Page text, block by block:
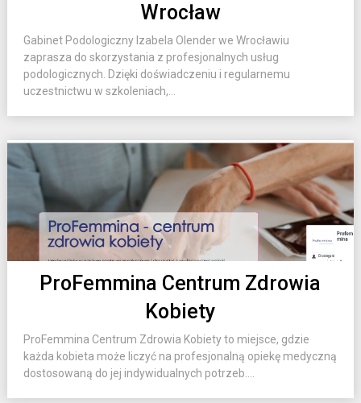
Wrocław
Gabinet Podologiczny Izabela Olender we Wrocławiu
zaprasza do skorzystania z profesjonalnych usług
podologicznych. Dzięki doświadczeniu i regularnemu
uczestnictwu w szkoleniach,...
ProFemmina Centrum Zdrowia
Kobiety
ProFemmina Centrum Zdrowia Kobiety to miejsce, gdzie
każda kobieta może liczyć na profesjonalną opiekę medyczną
dostosowaną do jej indywidualnych potrzeb....